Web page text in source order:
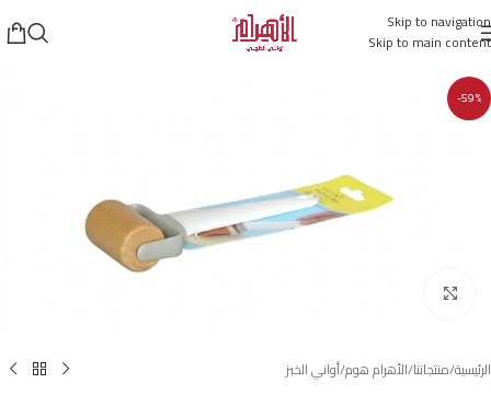
Skip to navigation
Skip to main content
-59%
الرئيسية/منتجاتنا/الأهرام هوم/أواني الخبز